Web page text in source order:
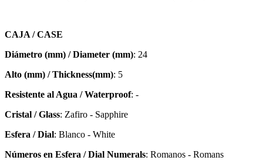
CAJA / CASE
Diámetro (mm) / Diameter (mm): 24
Alto (mm) / Thickness(mm): 5
Resistente al Agua / Waterproof: -
Cristal / Glass: Zafiro - Sapphire
Esfera / Dial: Blanco - White
Números en Esfera / Dial Numerals: Romanos - Romans